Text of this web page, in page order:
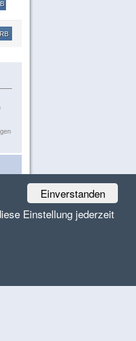
Einverstanden
Einstellung jederzeit